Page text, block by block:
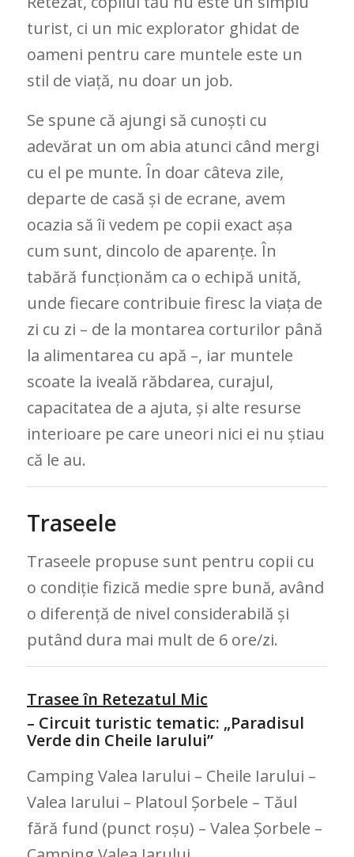
turist, ci un mic explorator ghidat de
oameni pentru care muntele este un
stil de viață, nu doar un job.
Se spune că ajungi să cunoști cu
adevărat un om abia atunci când mergi
cu el pe munte. În doar câteva zile,
departe de casă și de ecrane, avem
ocazia să îi vedem pe copii exact așa
cum sunt, dincolo de aparențe. În
tabără funcționăm ca o echipă unită,
unde fiecare contribuie firesc la viața de
zi cu zi – de la montarea corturilor până
la alimentarea cu apă –, iar muntele
scoate la iveală răbdarea, curajul,
capacitatea de a ajuta, și alte resurse
interioare pe care uneori nici ei nu știau
că le au.
Traseele
Traseele propuse sunt pentru copii cu
o condiție fizică medie spre bună, având
o diferență de nivel considerabilă și
putând dura mai mult de 6 ore/zi.
Trasee în Retezatul Mic
– Circuit turistic tematic: „Paradisul
Verde din Cheile Iarului”
Camping Valea Iarului – Cheile Iarului –
Valea Iarului – Platoul Șorbele – Tăul
fără fund (punct roșu) – Valea Șorbele –